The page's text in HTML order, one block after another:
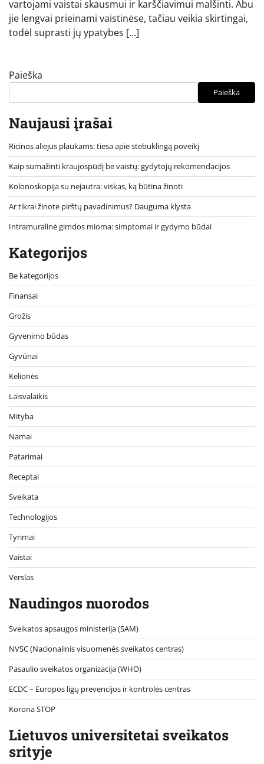
vartojami vaistai skausmui ir karščiavimui malšinti. Abu
jie lengvai prieinami vaistinėse, tačiau veikia skirtingai,
todėl suprasti jų ypatybes […]
Paieška
Paieška
Naujausi įrašai
Ricinos aliejus plaukams: tiesa apie stebuklingą poveikį
Kaip sumažinti kraujospūdį be vaistų: gydytojų rekomendacijos
Kolonoskopija su nejautra: viskas, ką būtina žinoti
Ar tikrai žinote pirštų pavadinimus? Dauguma klysta
Intramuralinė gimdos mioma: simptomai ir gydymo būdai
Kategorijos
Be kategorijos
Finansai
Grožis
Gyvenimo būdas
Gyvūnai
Kelionės
Laisvalaikis
Mityba
Namai
Patarimai
Receptai
Sveikata
Technologijos
Tyrimai
Vaistai
Verslas
Naudingos nuorodos
Sveikatos apsaugos ministerija (SAM)
NVSC (Nacionalinis visuomenės sveikatos centras)
Pasaulio sveikatos organizacija (WHO)
ECDC – Europos ligų prevencijos ir kontrolės centras
Korona STOP
Lietuvos universitetai sveikatos
srityje